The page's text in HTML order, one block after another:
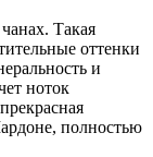
Такая
оттенки
и
ноток
полностью